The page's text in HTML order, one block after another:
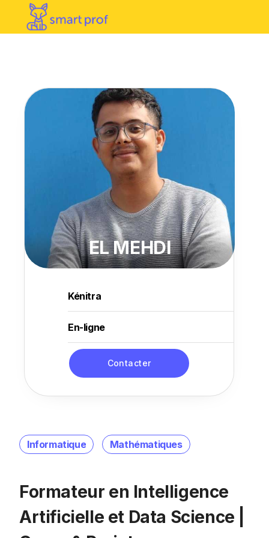
Informatique Mathématiques
Formateur en Intelligence
Artificielle et Data Science |
EL MEHDI
Kénitra
En-ligne
Contacter